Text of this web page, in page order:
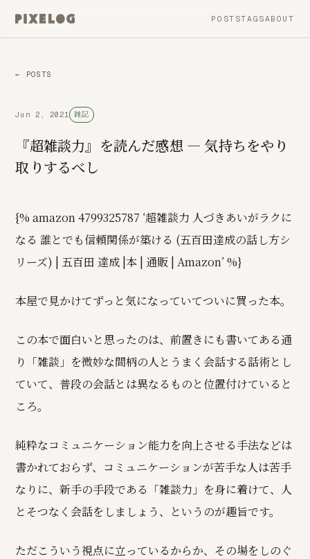
POSTSTAGSABOUT
← POSTS
Jun 2, 2021 雑記
『超雑談力』を読んだ感想 ― 気持ちをやり
取りするべし
{% amazon 4799325787 ‘超雑談力 人づきあいがラクに
なる 誰とでも信頼関係が築ける (五百田達成の話し方シ
リーズ) | 五百田 達成 |本 | 通販 | Amazon’ %}
本屋で見かけてずっと気になっていてついに買った本。
この本で面白いと思ったのは、前置きにも書いてある通
り「雑談」を微妙な間柄の人とうまく会話する話術とし
ていて、普段の会話とは異なるものと位置付けていると
ころ。
純粋なコミュニケーション能力を向上させる手法などは
書かれておらず、コミュニケーションが苦手な人は苦手
なりに、新手の手段である「雑談力」を身に着けて、人
とそつなく会話をしましょう、というのが趣旨です。
ただこういう視点に立っているからか、その場をしのぐ